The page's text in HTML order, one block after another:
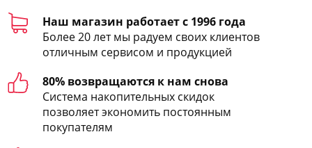
Наш магазин работает с 1996 года
Более 20 лет мы радуем своих клиентов
отличным сервисом и продукцией
80% возвращаются к нам снова
Система накопительных скидок
позволяет экономить постоянным
покупателям